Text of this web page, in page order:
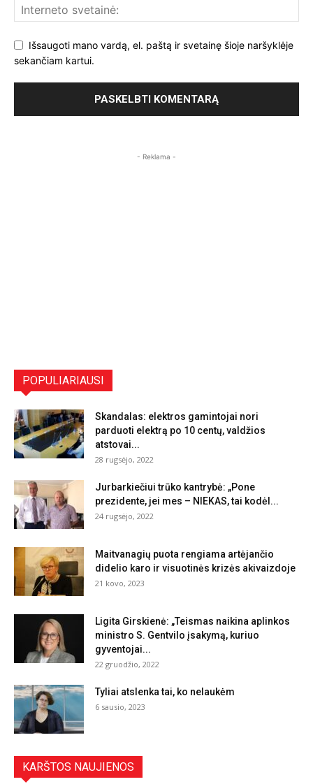
Išsaugoti mano vardą, el. paštą ir svetainę šioje naršyklėje
sekančiam kartui.
- Reklama -
POPULIARIAUSI
Skandalas: elektros gamintojai nori
parduoti elektrą po 10 centų, valdžios
atstovai...
28 rugsėjo, 2022
Jurbarkiečiui trūko kantrybė: „Pone
prezidente, jei mes – NIEKAS, tai kodėl...
24 rugsėjo, 2022
Maitvanagių puota rengiama artėjančio
didelio karo ir visuotinės krizės akivaizdoje
21 kovo, 2023
Ligita Girskienė: „Teismas naikina aplinkos
ministro S. Gentvilo įsakymą, kuriuo
gyventojai...
22 gruodžio, 2022
Tyliai atslenka tai, ko nelaukėm
6 sausio, 2023
KARŠTOS NAUJIENOS